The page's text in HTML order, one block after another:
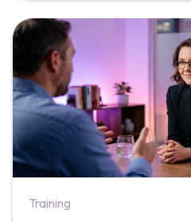
Training